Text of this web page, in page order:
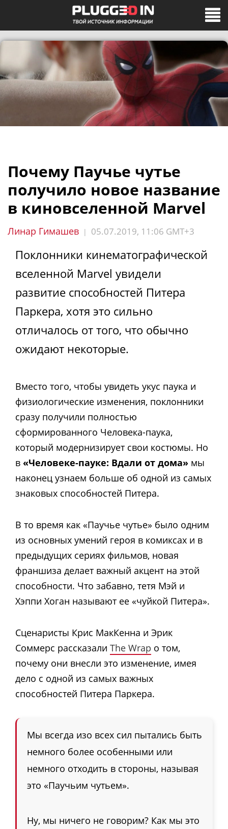
Почему Паучье чутье
получило новое название
в киновселенной Marvel
Линар Гимашев | 05.07.2019, 11:06 GMT+3
Поклонники кинематографической
вселенной Marvel увидели
развитие способностей Питера
Паркера, хотя это сильно
отличалось от того, что обычно
ожидают некоторые.
Вместо того, чтобы увидеть укус паука и
физиологические изменения, поклонники
сразу получили полностью
сформированного Человека-паука,
который модернизирует свои костюмы. Но
в «Человеке-пауке: Вдали от дома» мы
наконец узнаем больше об одной из самых
знаковых способностей Питера.
В то время как «Паучье чутье» было одним
из основных умений героя в комиксах и в
предыдущих сериях фильмов, новая
франшиза делает важный акцент на этой
способности. Что забавно, тетя Мэй и
Хэппи Хоган называют ее «чуйкой Питера».
Сценаристы Крис МакКенна и Эрик
Соммерс рассказали The Wrap о том,
почему они внесли это изменение, имея
дело с одной из самых важных
способностей Питера Паркера.
Мы всегда изо всех сил пытались быть
немного более особенными или
немного отходить в стороны, называя
это «Паучьим чутьем».
Ну, мы ничего не говорим? Как мы это